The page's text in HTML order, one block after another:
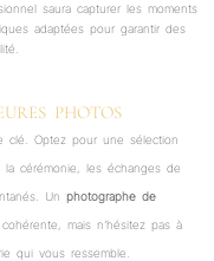
saura capturer les moments
adaptées pour garantir des
PHOTOS
clé. Optez pour une sélection
cérémonie, les échanges de
Un photographe de
mais n’hésitez pas à
qui vous ressemble.